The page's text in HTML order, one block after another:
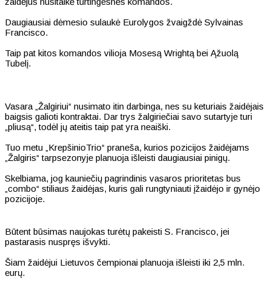
Daugiausiai dėmesio sulaukė Eurolygos žvaigždė Sylvainas
Francisco.
Taip pat kitos komandos vilioja Mosesą Wrightą bei Ąžuolą
Tubelį.
Vasara „Žalgiriui“ nusimato itin darbinga, nes su keturiais žaidėjais
baigsis galioti kontraktai. Dar trys žalgiriečiai savo sutartyje turi
„pliusą“, todėl jų ateitis taip pat yra neaiški.
Tuo metu „KrepšinioTrio“ praneša, kurios pozicijos žaidėjams
„Žalgiris“ tarpsezonyje planuoja išleisti daugiausiai pinigų.
Skelbiama, jog kauniečių pagrindinis vasaros prioritetas bus
„combo“ stiliaus žaidėjas, kuris gali rungtyniauti įžaidėjo ir gynėjo
pozicijoje.
Būtent būsimas naujokas turėtų pakeisti S. Francisco, jei
pastarasis nuspręs išvykti.
Šiam žaidėjui Lietuvos čempionai planuoja išleisti iki 2,5 mln.
eurų.